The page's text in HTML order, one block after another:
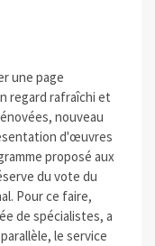
une page
regard rafraîchi et
nouveau
d'œuvres
proposé aux
du vote du
Pour ce faire,
de spécialistes, a
le service